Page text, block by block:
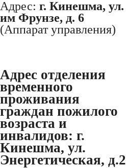
Адрес: г. Кинешма, ул.
им Фрунзе, д. 6
(Аппарат управления)
Адрес отделения
временного
проживания
граждан пожилого
возраста и
инвалидов: г.
Кинешма, ул.
Энергетическая, д.2